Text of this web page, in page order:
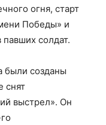
огня, старт
Победы» и
солдат.
были созданы
снят
выстрел». Он